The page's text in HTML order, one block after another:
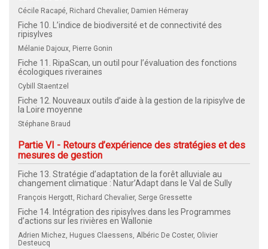
Cécile Racapé, Richard Chevalier, Damien Hémeray
Fiche 10. L’indice de biodiversité et de connectivité des
ripisylves
Mélanie Dajoux, Pierre Gonin
Fiche 11. RipaScan, un outil pour l’évaluation des fonctions
écologiques riveraines
Cybill Staentzel
Fiche 12. Nouveaux outils d’aide à la gestion de la ripisylve de
la Loire moyenne
Stéphane Braud
Partie VI - Retours d’expérience des stratégies et des
mesures de gestion
Fiche 13. Stratégie d’adaptation de la forêt alluviale au
changement climatique : Natur’Adapt dans le Val de Sully
François Hergott, Richard Chevalier, Serge Gressette
Fiche 14. Intégration des ripisylves dans les Programmes
d’actions sur les rivières en Wallonie
Adrien Michez, Hugues Claessens, Albéric De Coster, Olivier
Desteucq